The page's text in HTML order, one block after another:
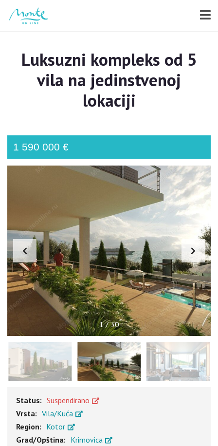
Luksuzni kompleks od 5
vila na jedinstvenoj
lokaciji
1 590 000 €
1/30
Status: Suspendirano
Vrsta: Vila/Kuća
Region: Kotor
Grad/Opština: Krimovica